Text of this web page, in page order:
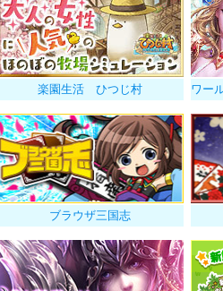
楽園生活 ひつじ村
ブラウザ三国志